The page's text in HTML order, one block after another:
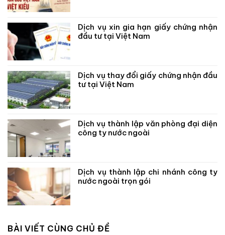
Dịch vụ xin gia hạn giấy chứng nhận
đầu tư tại Việt Nam
Dịch vụ thay đổi giấy chứng nhận đầu
tư tại Việt Nam
Dịch vụ thành lập văn phòng đại diện
công ty nước ngoài
Dịch vụ thành lập chi nhánh công ty
nước ngoài trọn gói
BÀI VIẾT CÙNG CHỦ ĐỀ